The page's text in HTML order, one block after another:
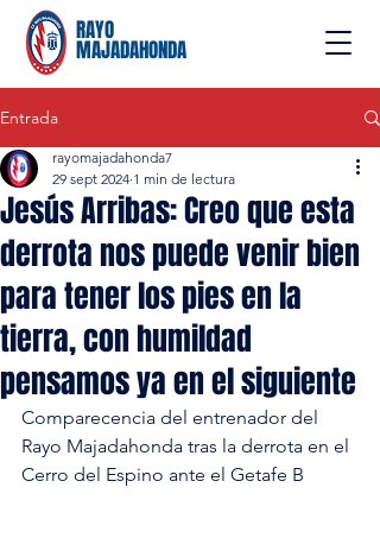
RAYO
MAJADAHONDA
Entrada
Jesús Arribas: Creo que esta
derrota nos puede venir bien
para tener los pies en la
tierra, con humildad
pensamos ya en el siguiente
rayomajadahonda7
29 sept 2024 1 min de lectura
Comparecencia del entrenador del
Rayo Majadahonda tras la derrota en el
Cerro del Espino ante el Getafe B